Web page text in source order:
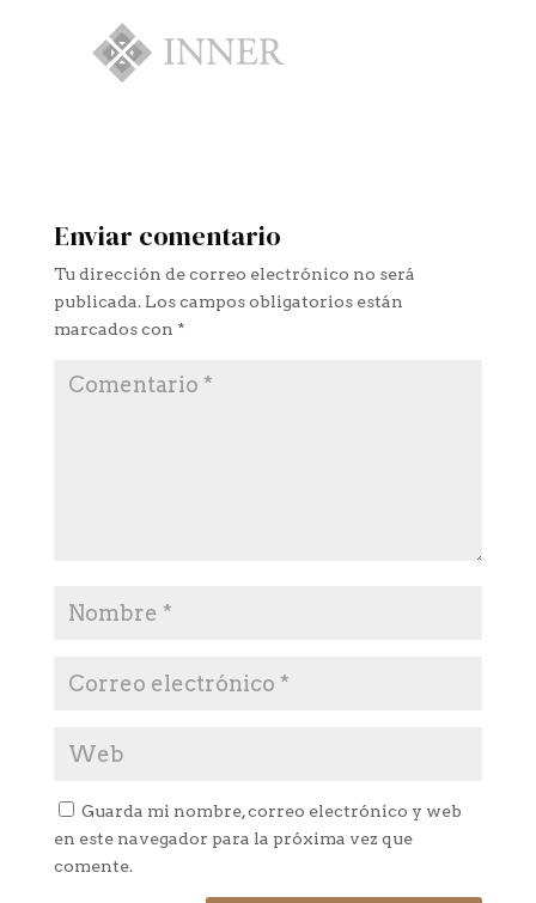
Enviar comentario
Tu dirección de correo electrónico no será
publicada. Los campos obligatorios están
marcados con *
Guarda mi nombre, correo electrónico y web
en este navegador para la próxima vez que
comente.